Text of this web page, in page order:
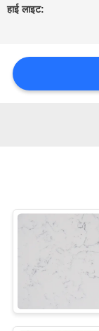
नियंत्रण
संपर्क
करें
का
अनुरोध
साइटमैप
हाई लाइट: